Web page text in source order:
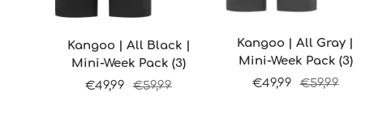
Kangoo | All Black |
Mini-Week Pack (3)
Sale
€49,99
Normale
€59,99
Kangoo | All Gray |
Mini-Week Pack (3)
Sale
€49,99 Normale
€59,99